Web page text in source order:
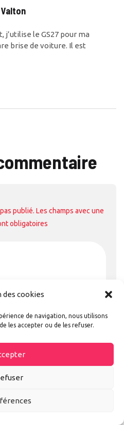
des cookies
de navigation, nous utilisons
les accepter ou de les refuser.
j’utilise le GS27 pour ma
brise de voiture. Il est
publié. Les champs avec une
obligatoires